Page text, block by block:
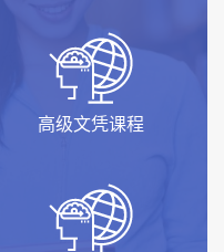
高级文凭课程